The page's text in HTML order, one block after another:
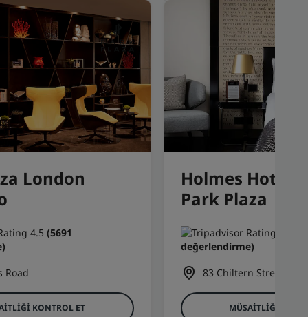
London
(5691
Road
KONTROL ET
Holmes Hotel
Park Plaza
değerlendirme)
83 Chiltern Street
MÜSAITLIĞI